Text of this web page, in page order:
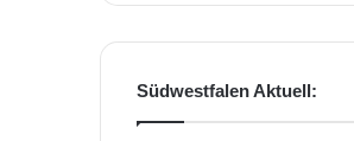
Südwestfalen Aktuell: